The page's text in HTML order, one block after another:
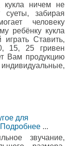
кукла ничем не
забирая
человеку
ребёнку кукла
Ставить,
15, 25 гривен
Вам продукцию
для
Подробнее ...
звучание,